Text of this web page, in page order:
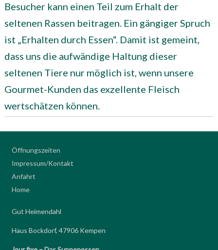
Besucher kann einen Teil zum Erhalt der
seltenen Rassen beitragen. Ein gängiger Spruch
ist „Erhalten durch Essen“. Damit ist gemeint,
dass uns die aufwändige Haltung dieser
seltenen Tiere nur möglich ist, wenn unsere
Gourmet-Kunden das exzellente Fleisch
wertschätzen können.
Öffnungszeiten
Impressum/Kontakt
Anfahrt
Home
Gut Heimendahl
Haus Bockdorf, 47906 Kempen